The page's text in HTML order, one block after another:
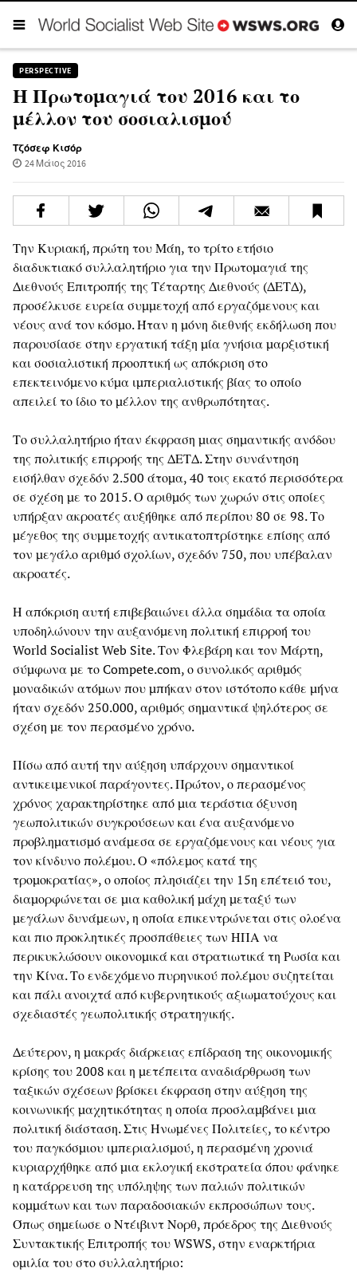
PERSPECTIVE
Η Πρωτομαγιά του 2016 και το
μέλλον του σοσιαλισμού
Τζόσεφ Κισόρ
24 Μάιος 2016
Την Κυριακή, πρώτη του Μάη, το τρίτο ετήσιο
διαδυκτιακό συλλαλητήριο για την Πρωτομαγιά της
Διεθνούς Επιτροπής της Τέταρτης Διεθνούς (ΔΕΤΔ),
προσέλκυσε ευρεία συμμετοχή από εργαζόμενους και
νέους ανά τον κόσμο. Ήταν η μόνη διεθνής εκδήλωση που
παρουσίασε στην εργατική τάξη μία γνήσια μαρξιστική
και σοσιαλιστική προοπτική ως απόκριση στο
επεκτεινόμενο κύμα ιμπεριαλιστικής βίας το οποίο
απειλεί το ίδιο το μέλλον της ανθρωπότητας.
Το συλλαλητήριο ήταν έκφραση μιας σημαντικής ανόδου
της πολιτικής επιρροής της ΔΕΤΔ. Στην συνάντηση
εισήλθαν σχεδόν 2.500 άτομα, 40 τοις εκατό περισσότερα
σε σχέση με το 2015. Ο αριθμός των χωρών στις οποίες
υπήρξαν ακροατές αυξήθηκε από περίπου 80 σε 98. Το
μέγεθος της συμμετοχής αντικατοπτρίστηκε επίσης από
τον μεγάλο αριθμό σχολίων, σχεδόν 750, που υπέβαλαν
ακροατές.
Η απόκριση αυτή επιβεβαιώνει άλλα σημάδια τα οποία
υποδηλώνουν την αυξανόμενη πολιτική επιρροή του
World Socialist Web Site. Τον Φλεβάρη και τον Μάρτη,
σύμφωνα με το Compete.com, ο συνολικός αριθμός
μοναδικών ατόμων που μπήκαν στον ιστότοπο κάθε μήνα
ήταν σχεδόν 250.000, αριθμός σημαντικά ψηλότερος σε
σχέση με τον περασμένο χρόνο.
Πίσω από αυτή την αύξηση υπάρχουν σημαντικοί
αντικειμενικοί παράγοντες. Πρώτον, ο περασμένος
χρόνος χαρακτηρίστηκε από μια τεράστια όξυνση
γεωπολιτικών συγκρούσεων και ένα αυξανόμενο
προβληματισμό ανάμεσα σε εργαζόμενους και νέους για
τον κίνδυνο πολέμου. Ο «πόλεμος κατά της
τρομοκρατίας», ο οποίος πλησιάζει την 15η επέτειό του,
διαμορφώνεται σε μια καθολική μάχη μεταξύ των
μεγάλων δυνάμεων, η οποία επικεντρώνεται στις ολοένα
και πιο προκλητικές προσπάθειες των ΗΠΑ να
περικυκλώσουν οικονομικά και στρατιωτικά τη Ρωσία και
την Κίνα. Το ενδεχόμενο πυρηνικού πολέμου συζητείται
και πάλι ανοιχτά από κυβερνητικούς αξιωματούχους και
σχεδιαστές γεωπολιτικής στρατηγικής.
Δεύτερον, η μακράς διάρκειας επίδραση της οικονομικής
κρίσης του 2008 και η μετέπειτα αναδιάρθρωση των
ταξικών σχέσεων βρίσκει έκφραση στην αύξηση της
κοινωνικής μαχητικότητας η οποία προσλαμβάνει μια
πολιτική διάσταση. Στις Ηνωμένες Πολιτείες, το κέντρο
του παγκόσμιου ιμπεριαλισμού, η περασμένη χρονιά
κυριαρχήθηκε από μια εκλογική εκστρατεία όπου φάνηκε
η κατάρρευση της υπόληψης των παλιών πολιτικών
κομμάτων και των παραδοσιακών εκπροσώπων τους.
Όπως σημείωσε ο Ντέιβιντ Νορθ, πρόεδρος της Διεθνούς
Συντακτικής Επιτροπής του WSWS, στην εναρκτήρια
ομιλία του στο συλλαλητήριο: